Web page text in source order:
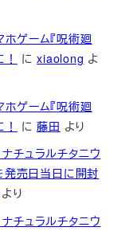
ゲーム『呪術廻
にxiaolong よ
ゲーム『呪術廻
に藤田 より
チュラルチタニウ
発売日当日に開封
より
チュラルチタニウ